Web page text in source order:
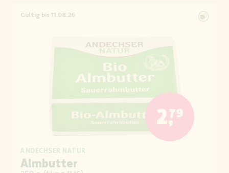
Gültig bis 11.08.26
2,79
ANDECHSER NATUR
Almbutter